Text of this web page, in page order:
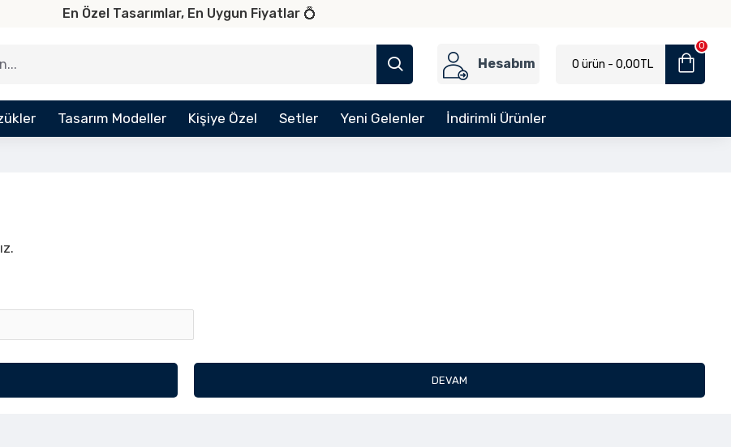
En Özel Tasarımlar, En Uygun Fiyatlar 💍
Hesabım 0 ürün - 0,00TL
0
Tasarım Modeller Kişiye Özel Setler Yeni Gelenler İndirimli Ürünler
DEVAM